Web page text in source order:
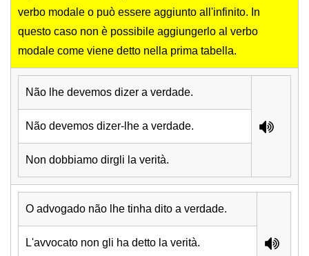
verbo modale o può essere aggiunto all'infinito. In
questo caso non è possibile aggiungerlo al verbo
modale come viene detto nella prima tabella.
Não lhe devemos dizer a verdade.
Não devemos dizer-lhe a verdade.
Non dobbiamo dirgli la verità.
O advogado não lhe tinha dito a verdade.
L'avvocato non gli ha detto la verità.